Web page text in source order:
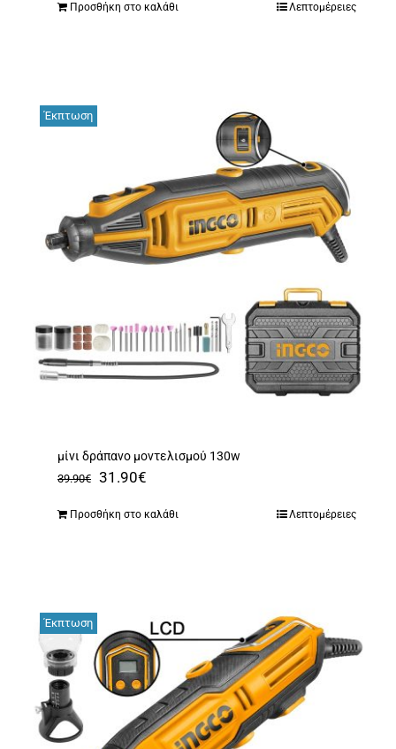
Προσθήκη στο καλάθι Λεπτομέρειες
Έκπτωση
μίνι δράπανο μοντελισμού 130w
39.90€ Original
31.90€
Προσθήκη στο καλάθι Λεπτομέρειες
Έκπτωση